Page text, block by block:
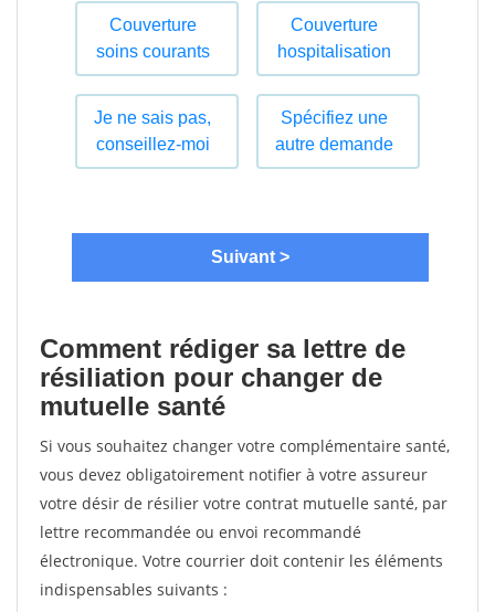
Comment rédiger sa lettre de
résiliation pour changer de
mutuelle santé
Si vous souhaitez changer votre complémentaire santé,
vous devez obligatoirement notifier à votre assureur
votre désir de résilier votre contrat mutuelle santé, par
lettre recommandée ou envoi recommandé
électronique. Votre courrier doit contenir les éléments
indispensables suivants :